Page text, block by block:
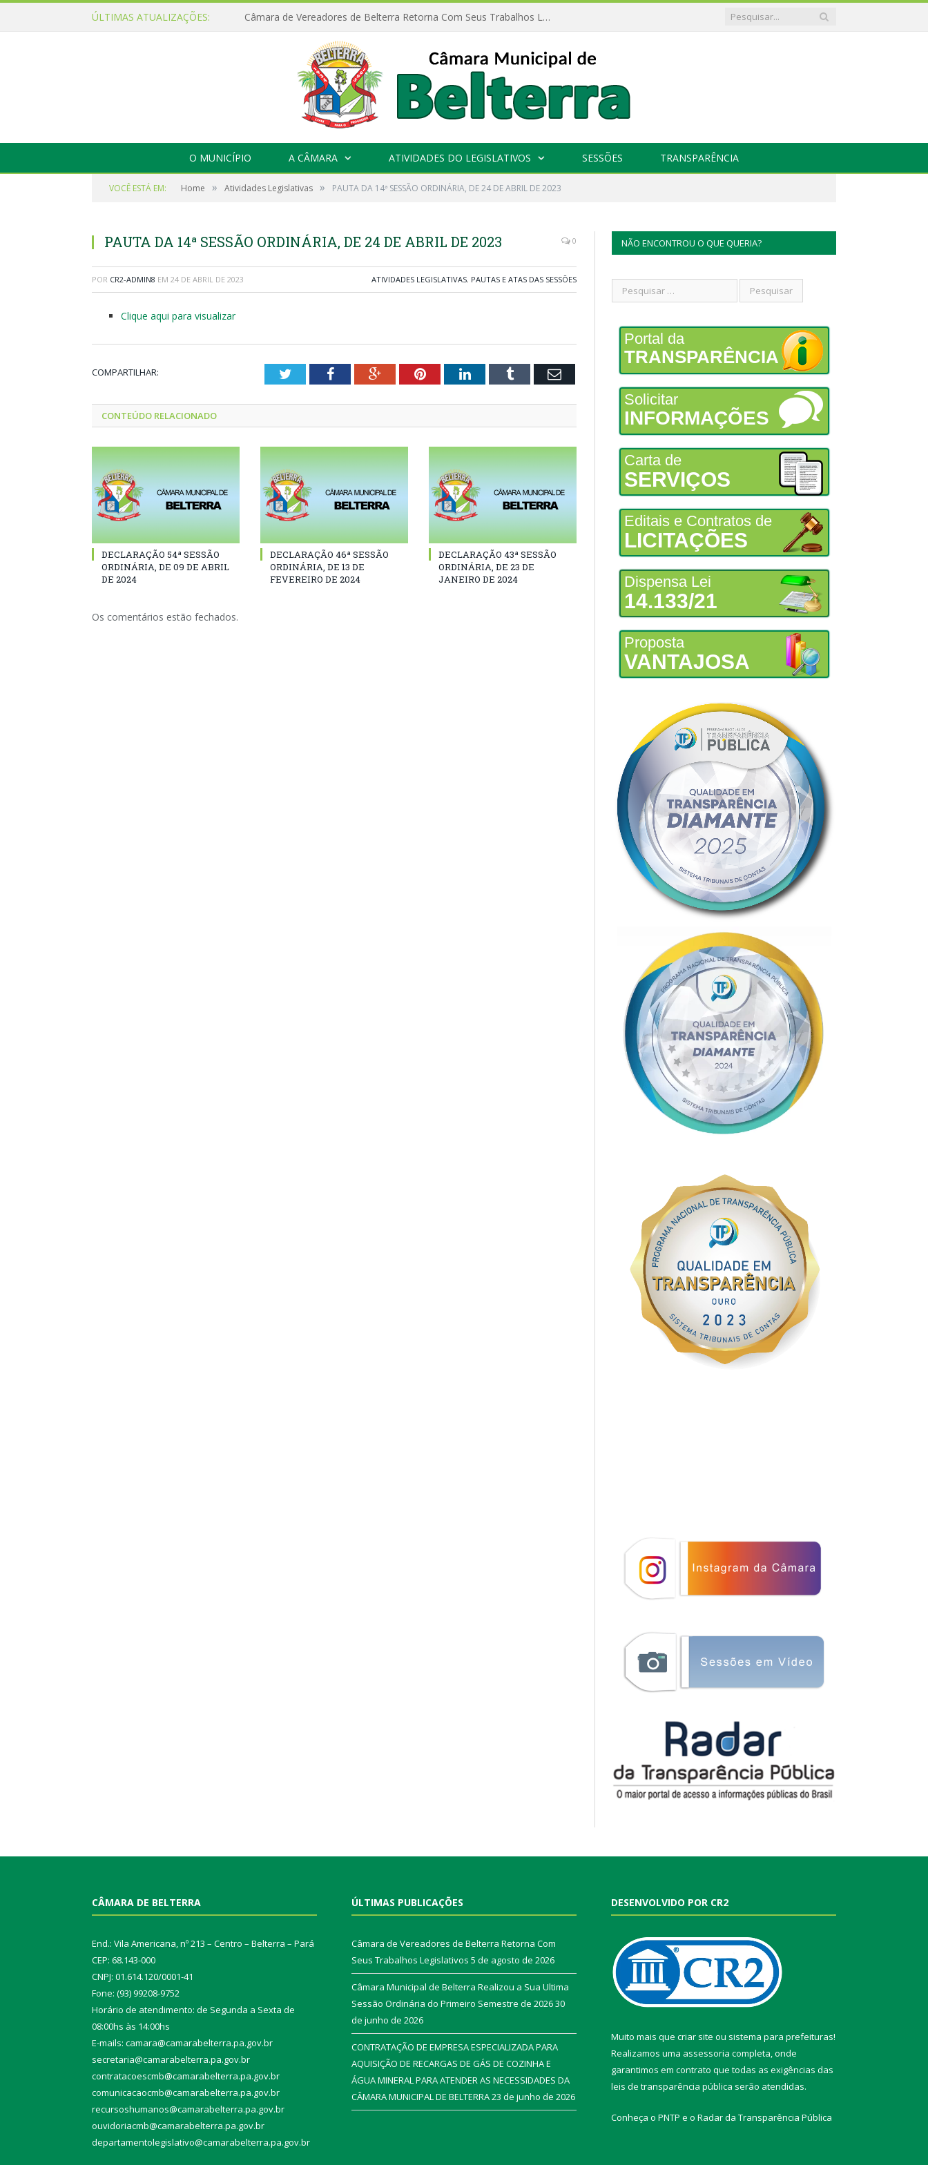
ÚLTIMAS ATUALIZAÇÕES: Câmara de Vereadores de Belterra Retorna Com Seus Trabalhos Legislativos
O MUNICÍPIO A CÂMARA ATIVIDADES DO LEGISLATIVOS SESSÕES TRANSPARÊNCIA
VOCÊ ESTÁ EM: Home » Atividades Legislativas » PAUTA DA 14ª SESSÃO ORDINÁRIA, DE 24 DE ABRIL DE 2023
PAUTA DA 14ª SESSÃO ORDINÁRIA, DE 24 DE ABRIL DE 2023 0
POR CR2-ADMIN8 EM 24 DE ABRIL DE 2023 ATIVIDADES LEGISLATIVAS, PAUTAS E ATAS DAS SESSÕES
Clique aqui para visualizar
COMPARTILHAR: TwitterFacebookGoogle+PinterestLinkedInTumblr Email
CONTEÚDO RELACIONADO
DECLARAÇÃO 54ª SESSÃO
ORDINÁRIA, DE 09 DE ABRIL
DE 2024
DECLARAÇÃO 46ª SESSÃO
ORDINÁRIA, DE 13 DE
FEVEREIRO DE 2024
DECLARAÇÃO 43ª SESSÃO
ORDINÁRIA, DE 23 DE
JANEIRO DE 2024
Os comentários estão fechados.
NÃO ENCONTROU O QUE QUERIA?
Portal da
TRANSPARÊNCIA
Solicitar
INFORMAÇÕES
Carta de
SERVIÇOS
Editais e Contratos de
LICITAÇÕES
Dispensa Lei
14.133/21
Proposta
VANTAJOSA
CÂMARA DE BELTERRA
End.: Vila Americana, nº 213 – Centro – Belterra – Pará
CEP: 68.143-000
CNPJ: 01.614.120/0001-41
Fone: (93) 99208-9752
Horário de atendimento: de Segunda a Sexta de
08:00hs às 14:00hs
E-mails: camara@camarabelterra.pa.gov.br
secretaria@camarabelterra.pa.gov.br
contratacoescmb@camarabelterra.pa.gov.br
comunicacaocmb@camarabelterra.pa.gov.br
recursoshumanos@camarabelterra.pa.gov.br
ouvidoriacmb@camarabelterra.pa.gov.br
departamentolegislativo@camarabelterra.pa.gov.br
ÚLTIMAS PUBLICAÇÕES
Câmara de Vereadores de Belterra Retorna Com
Seus Trabalhos Legislativos 5 de agosto de 2026
Câmara Municipal de Belterra Realizou a Sua Ultima
Sessão Ordinária do Primeiro Semestre de 202630
de junho de 2026
CONTRATAÇÃO DE EMPRESA ESPECIALIZADA PARA
AQUISIÇÃO DE RECARGAS DE GÁS DE COZINHA E
ÁGUA MINERAL PARA ATENDER AS NECESSIDADES DA
CÂMARA MUNICIPAL DE BELTERRA23 de junho de 2026
DESENVOLVIDO POR CR2
Muito mais que criar site ou sistema para prefeituras!
Realizamos uma assessoria completa, onde
garantimos em contrato que todas as exigências das
leis de transparência pública serão atendidas.
Conheça o PNTP e o Radar da Transparência Pública